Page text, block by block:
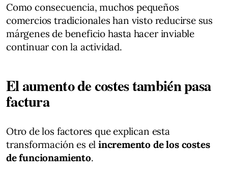
Como consecuencia, muchos pequeños
comercios tradicionales han visto reducirse sus
márgenes de beneficio hasta hacer inviable
continuar con la actividad.
El aumento de costes también pasa
factura
Otro de los factores que explican esta
transformación es el incremento de los costes
de funcionamiento.